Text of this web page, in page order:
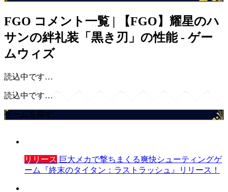
FGO コメント一覧 | 【FGO】耀星のハ
サンの絆礼装「黒き刃」の性能 - ゲー
ムウィズ
読込中です…
読込中です…
ゲームを探す
リリース 巨大メカで撃ちまくる爽快シューティングゲ
ーム『終末のタイタン：ラストラッシュ』リリース！